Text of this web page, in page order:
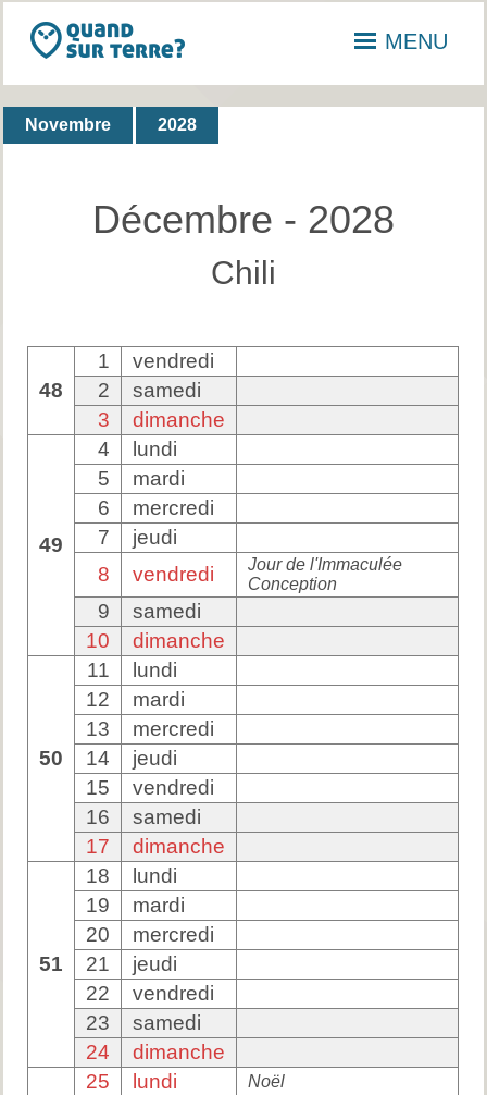
MENU
Novembre 2028
Décembre - 2028
Chili
48
1
vendredi
2
samedi
3
dimanche
49
4
lundi
5
mardi
6
mercredi
7
jeudi
8
vendredi
Jour de l'Immaculée
Conception
9
samedi
10
dimanche
50
11
lundi
12
mardi
13
mercredi
14
jeudi
15
vendredi
16
samedi
17
dimanche
51
18
lundi
19
mardi
20
mercredi
21
jeudi
22
vendredi
23
samedi
24
dimanche
25 lundi Noël